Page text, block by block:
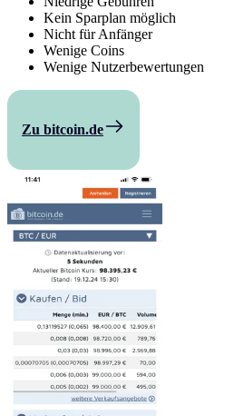
Kein Sparplan möglich
Nicht für Anfänger
Wenige Coins
Wenige Nutzerbewertungen
Zu bitcoin.de